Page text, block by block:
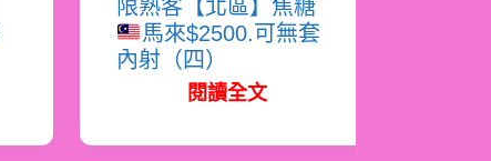
限熟客【北區】焦糖
馬來$2500.可無套
內射（四）
閱讀全文